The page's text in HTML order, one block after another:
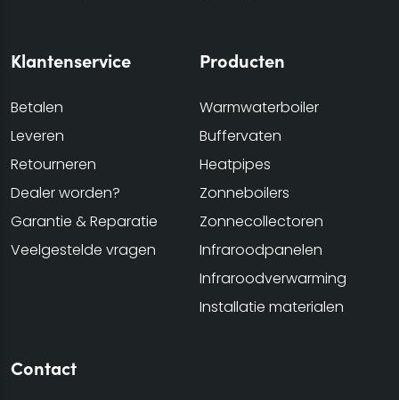
Klantenservice
Betalen
Leveren
Retourneren
Dealer worden?
Garantie & Reparatie
Veelgestelde vragen
Producten
Warmwaterboiler
Buffervaten
Heatpipes
Zonneboilers
Zonnecollectoren
Infraroodpanelen
Infraroodverwarming
Installatie materialen
Contact